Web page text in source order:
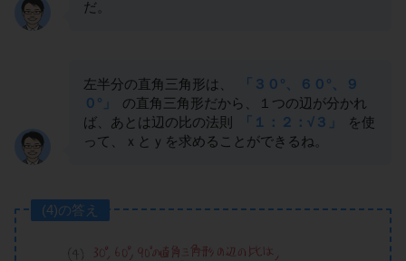
だ。
左半分の直角三角形は、
「３０°、６０°、９
０°」
の直角三角形だから、１つの辺が分かれ
ば、あとは辺の比の法則
「１：２：√３」
を使
って、ｘとｙを求めることができるね。
(4)の答え